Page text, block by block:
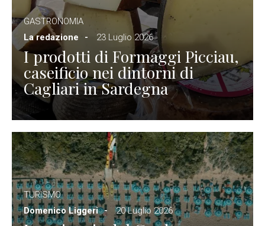
GASTRONOMIA
La redazione
23 Luglio 2026
I prodotti di Formaggi Picciau,
caseificio nei dintorni di
Cagliari in Sardegna
TURISMO
Domenico Liggeri
20 Luglio 2026